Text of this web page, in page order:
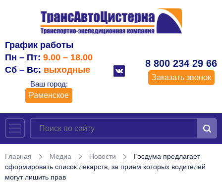
График работы
Пн – Пт: 9.00 – 18.00
Сб – Вс: выходные
Ваш город:
Раменское
8 800 234 29 66
Заказать звонок
Главная Медиа Новости
Госдума предлагает
сформировать список лекарств, за прием которых водителей
могут лишить прав